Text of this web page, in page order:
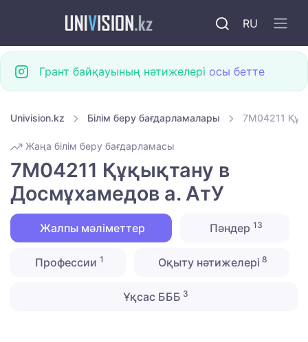
RU
Грант байқауының нәтижелері осы бетте
Univision.kz Білім беру бағдарламалары 7M04211
Жаңа білім беру бағдарламасы
7M04211 Құқықтану в
Досмұхамедов а. АтУ
Жалпы мәліметтер Пәндер 13
Профессии 1 Оқыту нәтижелері 8
Ұқсас БББ 3